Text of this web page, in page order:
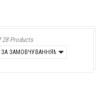
28 Products